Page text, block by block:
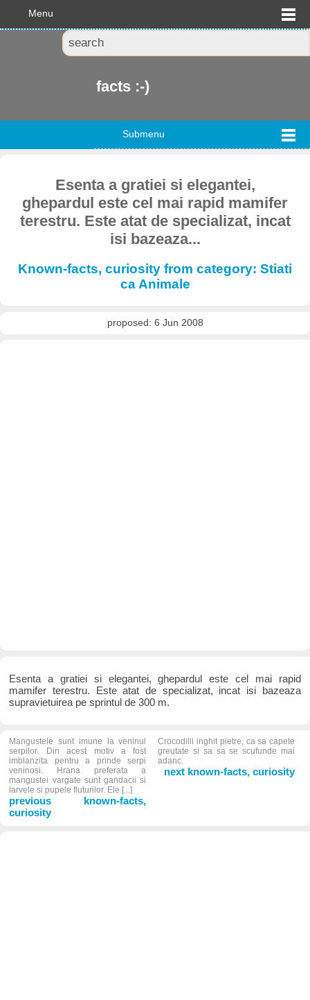
Menu
facts :-)
Submenu
Esenta a gratiei si elegantei,
ghepardul este cel mai rapid mamifer
terestru. Este atat de specializat, incat
isi bazeaza...
Known-facts, curiosity from category: Stiati
ca Animale
proposed: 6 Jun 2008
Esenta a gratiei si elegantei, ghepardul este cel mai rapid
mamifer terestru. Este atat de specializat, incat isi bazeaza
supravietuirea pe sprintul de 300 m.
Mangustele sunt imune la veninul
serpilor. Din acest motiv a fost
imblanzita pentru a prinde serpi
veninosi. Hrana preferata a
mangustei vargate sunt gandacii si
larvele si pupele fluturilor. Ele [...]
previous known-facts,
curiosity
Crocodilii inghit pietre, ca sa capete
greutate si sa sa se scufunde mai
adanc.
next known-facts, curiosity